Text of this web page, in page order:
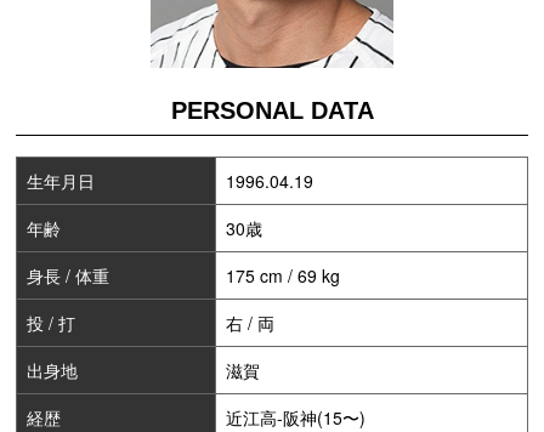
PERSONAL DATA
生年月日
1996.04.19
年齢
30歳
身長 / 体重
175 cm / 69 kg
投 / 打
右 / 両
出身地
滋賀
経歴
近江高-阪神(15〜)